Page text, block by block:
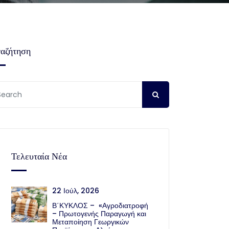
Τελευταία Νέα
22 Ιούλ, 2026
Β΄ΚΥΚΛΟΣ – «Αγροδιατροφή
– Πρωτογενής Παραγωγή και
Μεταποίηση Γεωργικών